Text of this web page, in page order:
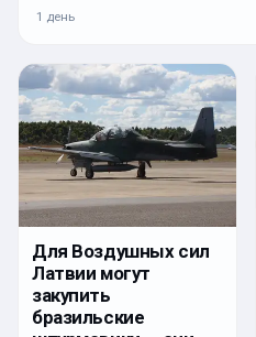
1 день
Для Воздушных сил
Латвии могут
закупить
бразильские